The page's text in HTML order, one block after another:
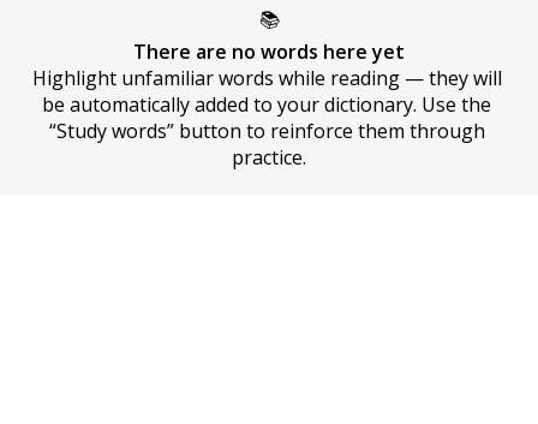
📚
There are no words here yet
Highlight unfamiliar words while reading — they will
be automatically added to your dictionary. Use the
“Study words” button to reinforce them through
practice.